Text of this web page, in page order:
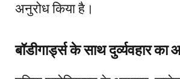
अनुरोध किया है।
बॉडीगार्ड्स के साथ दुर्व्यवहार का